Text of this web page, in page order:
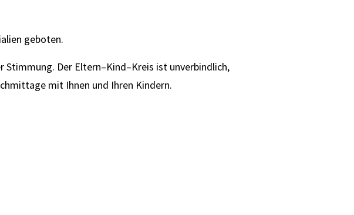
geboten.
Der Eltern–Kind–Kreis ist unverbindlich,
mit Ihnen und Ihren Kindern.